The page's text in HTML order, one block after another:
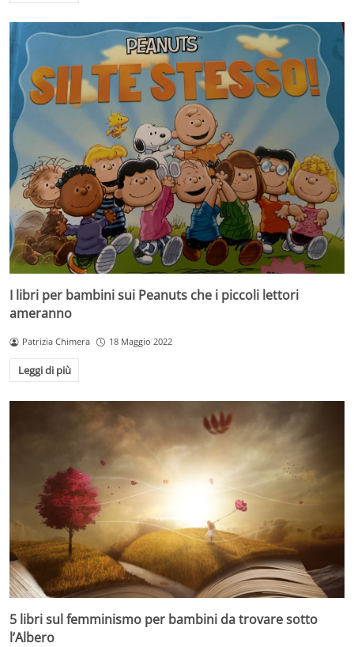
I libri per bambini sui Peanuts che i piccoli lettori
ameranno
Patrizia Chimera 18 Maggio 2022
Leggi di più
5 libri sul femminismo per bambini da trovare sotto
l’Albero